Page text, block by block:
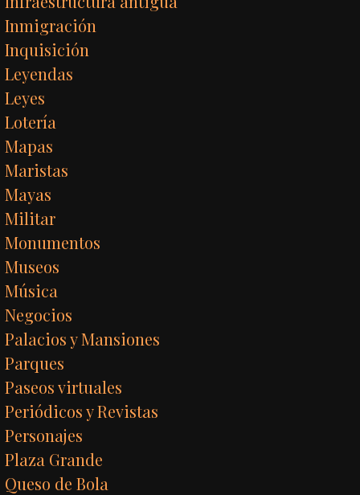
Inmigración
Inquisición
Leyendas
Leyes
Lotería
Mapas
Maristas
Mayas
Militar
Monumentos
Museos
Música
Negocios
Palacios y Mansiones
Parques
Paseos virtuales
Periódicos y Revistas
Personajes
Plaza Grande
Queso de Bola